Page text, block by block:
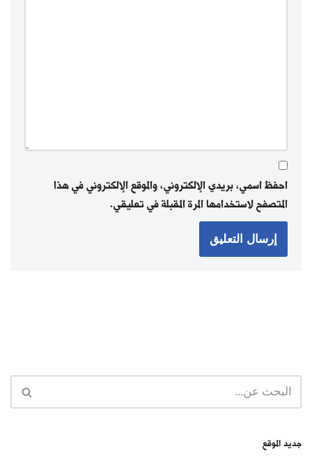
احفظ اسمي، بريدي الإلكتروني، والموقع الإلكتروني في هذا
المتصفح لاستخدامها المرة المقبلة في تعليقي.
جديد الموقع